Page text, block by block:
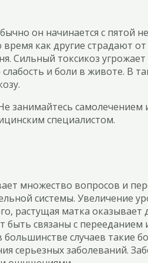
он начинается с пятой
как другие страдают
Сильный токсикоз
и боли в животе. В
самолечением
специалистом.
множество вопросов и
системы. Увеличение
растущая матка оказывает
связаны с перееданием
случаев такие
серьезных заболеваний.